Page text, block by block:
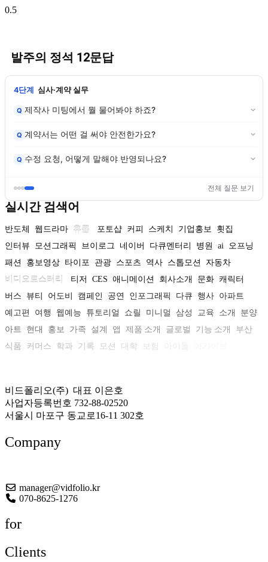
발주의 정석 12문답
4단계 심사·계약 실무
Q 제작사 미팅에서 뭘 물어봐야 하죠?
Q 계약서는 어떤 걸 써야 안전한가요?
Q 수정 요청, 어떻게 말해야 반영되나요?
전체 질문 보기
실시간 검색어
반도체 웹드라마 휴롬 포토샵 커피 스케치 기업홍보
횟집
인터뷰
모션그래픽 브이로그 네이버 다큐멘터리 병원 ai 오프닝
패션
홍보영상 타이포 관광 스포츠 역사 스톱모션
자동차
비디오로스터리
티저 CES 애니메이션 회사소개 문화 캐릭터
버스
뷰티 어도비 캠페인 공연 인포그래픽 다큐 행사 아파트
예고편
여행 웹예능 튜토리얼 쇼릴 미니멀 삼성 교육 소개
분양
아트
현대 홍보 가족 설계 앱 제품 소개 글로벌 기능 소개
부산
식품
커머스 학과 기록 모션 대학 보험
비드폴리오(주) 대표 이은호
사업자등록번호 732-88-02520
서울시 마포구 동교로16-11 302호
Company
manager@vidfolio.kr
070-8625-1276
for
Clients